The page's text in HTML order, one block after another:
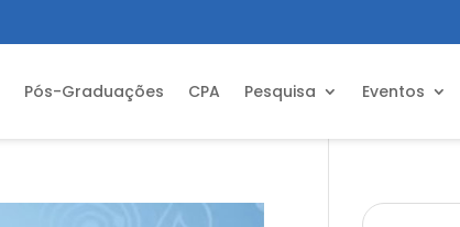
Pós-Graduações CPA Pesquisa Eventos